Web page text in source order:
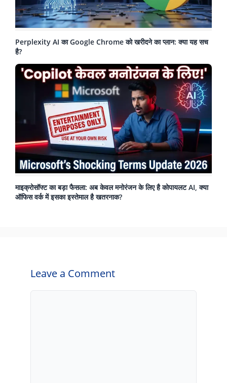
Perplexity AI का Google Chrome को खरीदने का प्लान: क्या यह सच
है?
माइक्रोसॉफ्ट का बड़ा फैसला: अब केवल मनोरंजन के लिए है कोपायलट AI, क्या
ऑफिस वर्क में इसका इस्तेमाल है खतरनाक?
Leave a Comment